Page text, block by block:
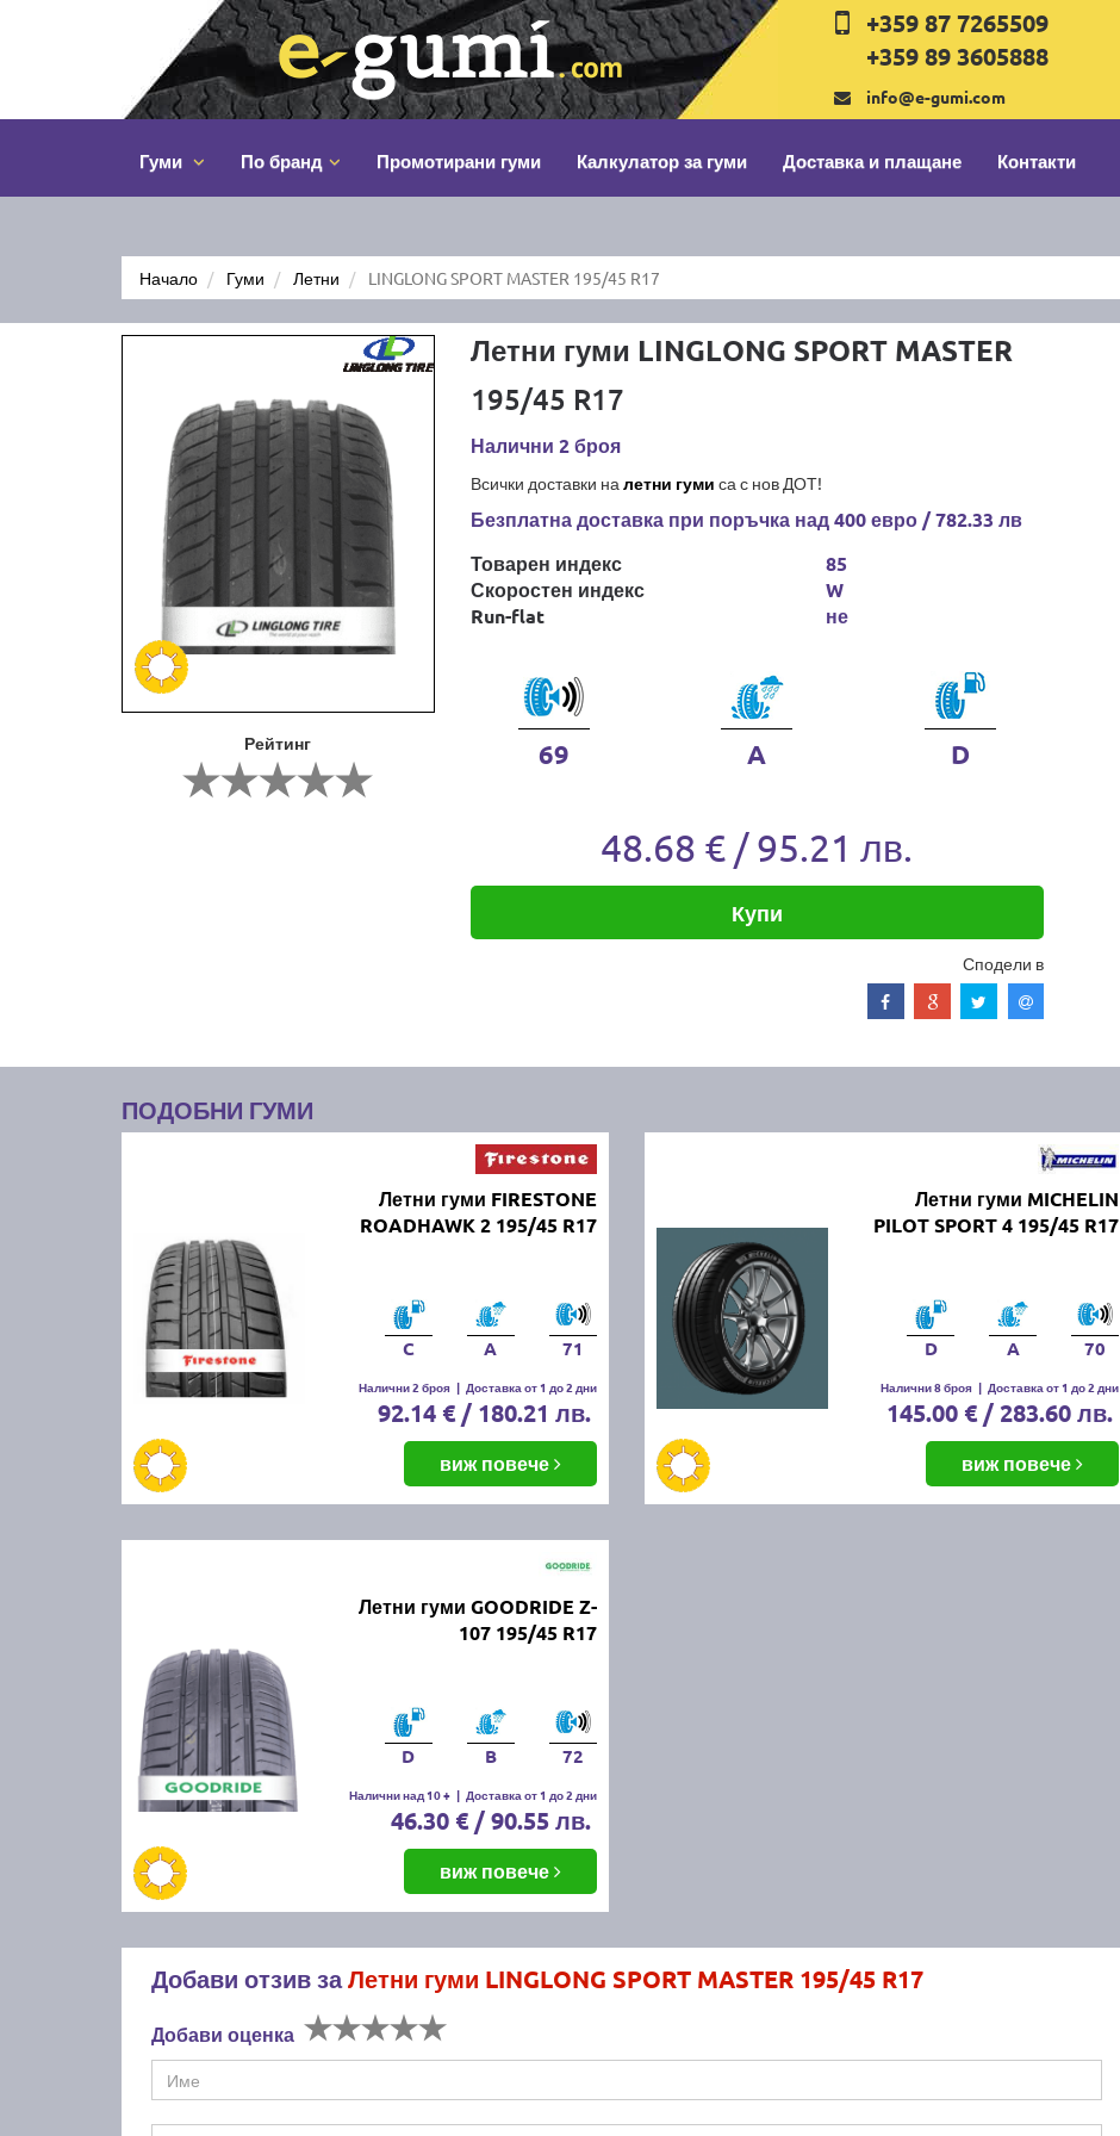
+359 87 7265509
+359 89 3605888
info@e-gumi.com
Гуми По бранд Промотирани гуми Калкулатор за гуми Доставка и плащане Контакти
Начало Гуми Летни LINGLONG SPORT MASTER 195/45 R17
Рейтинг
Летни гуми LINGLONG SPORT MASTER
195/45 R17
Налични 2 броя
Всички доставки на летни гуми са с нов ДОТ!
Безплатна доставка при поръчка над 400 евро / 782.33 лв
Товарен индекс
Скоростен индекс
Run-flat
85
W
не
69 A D
48.68 € / 95.21 лв.
Купи
Сподели в
ПОДОБНИ ГУМИ
Летни гуми FIRESTONE
ROADHAWK 2 195/45 R17
C A 71
Налични 2 броя | Доставка от 1 до 2 дни
92.14 € / 180.21 лв.
виж повече
Летни гуми MICHELIN
PILOT SPORT 4 195/45 R17
D A 70
Налични 8 броя | Доставка от 1 до 2 дни
145.00 € / 283.60 лв.
виж повече
Летни гуми GOODRIDE Z-
107 195/45 R17
D B 72
Налични над 10 + | Доставка от 1 до 2 дни
46.30 € / 90.55 лв.
виж повече
Добави отзив заЛетни гуми LINGLONG SPORT MASTER 195/45 R17
Добави оценка